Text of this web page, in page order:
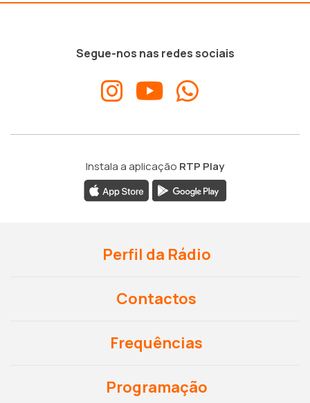
Segue-nos nas redes sociais
Instala a aplicação RTP Play
Perfil da Rádio
Contactos
Frequências
Programação